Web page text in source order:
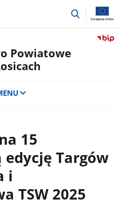
przejdź
Przejdź
Powiatowe
15
Targów
i
TSW 2025